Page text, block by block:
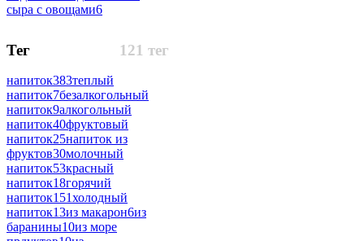
сыра с овощами6
121 тег
Тег
напиток383теплый
напиток7безалкогольный
напиток9алкогольный
напиток40фруктовый
напиток25напиток из
фруктов30молочный
напиток53красный
напиток18горячий
напиток151холодный
напиток13из макарон6из
баранины10из море